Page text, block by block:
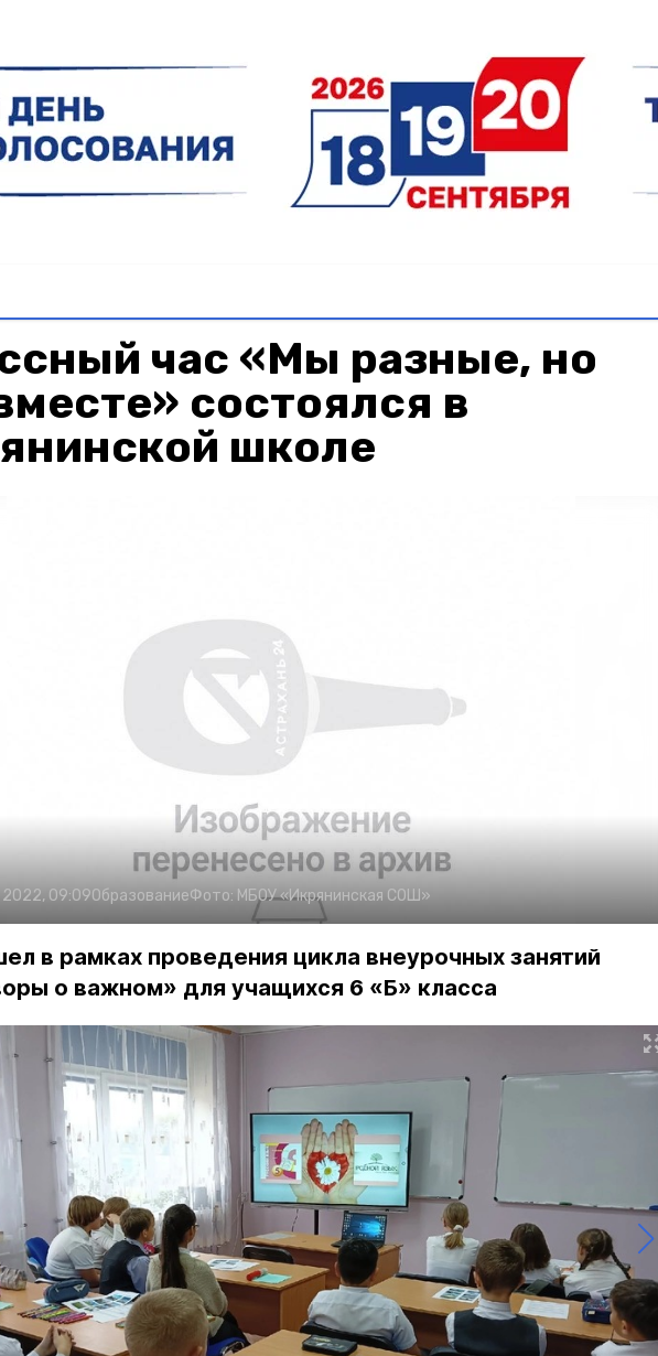
час «Мы разные, но
состоялся в
школе
2022, 09:09ОбразованиеФото: МБОУ «Икрянинская СОШ»
в рамках проведения цикла внеурочных занятий
о важном» для учащихся 6 «Б» класса